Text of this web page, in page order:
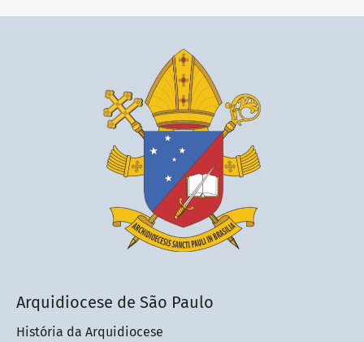
Arquidiocese de São Paulo
História da Arquidiocese